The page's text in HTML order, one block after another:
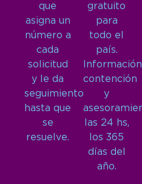
que
asigna un
número a
cada
solicitud
y le da
seguimiento
hasta que
se
resuelve.
gratuito
para
todo el
país.
contención
y
las 24 hs,
los 365
días del
año.